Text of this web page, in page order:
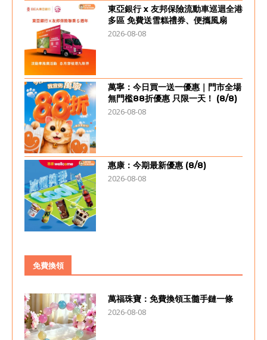
東亞銀行 x 友邦保險流動車巡迴全港
多區 免費送雪糕禮券、便攜風扇
2026-08-08
萬寧：今日買一送一優惠｜門市全場
無門檻88折優惠 只限一天！ (8/8)
2026-08-08
惠康：今期最新優惠 (8/8)
2026-08-08
免費換領
萬福珠寶：免費換領玉髓手鏈一條
2026-08-08